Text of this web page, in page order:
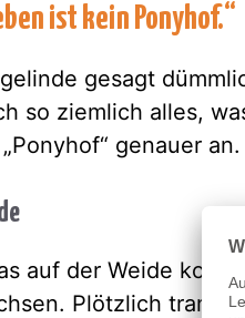
ist kein Ponyhof.“
gesagt
so ziemlich alles,
genauer an.
auf der Weide
Plötzlich